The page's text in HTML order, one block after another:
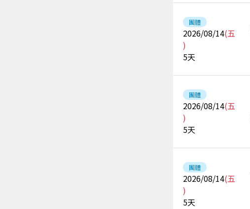
團體
2026/08/14(五
)
5天
團體
2026/08/14(五
)
5天
團體
2026/08/14(五
)
5天